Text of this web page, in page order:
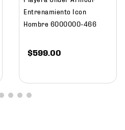
Entrenamiento Icon
Hombre 6000000-466
$599.00